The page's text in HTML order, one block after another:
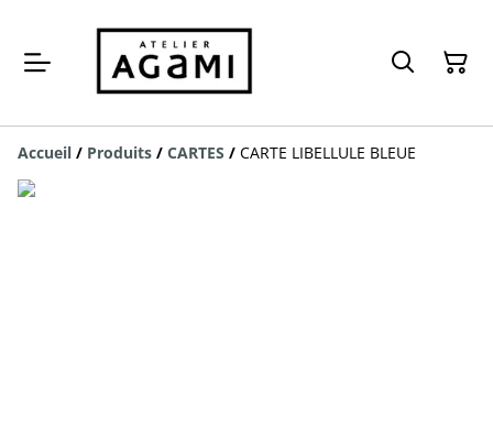
Accueil / Produits / CARTES / CARTE LIBELLULE BLEUE